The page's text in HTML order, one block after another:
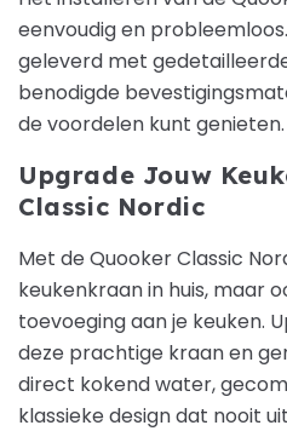
eenvoudig en
geleverd met
benodigde
de voordelen kunt genieten.
Upgrade Jouw
Classic Nordic
Met de Quooker Classic
keukenkraan in huis, maar
toevoeging aan je keuken.
deze prachtige kraan en
direct kokend water,
klassieke design dat nooit